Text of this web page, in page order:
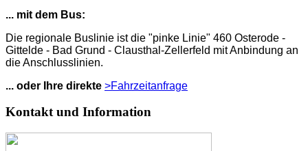
... mit dem Bus:
Die regionale Buslinie ist die "pinke Linie" 460 Osterode -
Gittelde - Bad Grund - Clausthal-Zellerfeld mit Anbindung an
die Anschlusslinien.
... oder Ihre direkte >Fahrzeitanfrage
Kontakt und Information